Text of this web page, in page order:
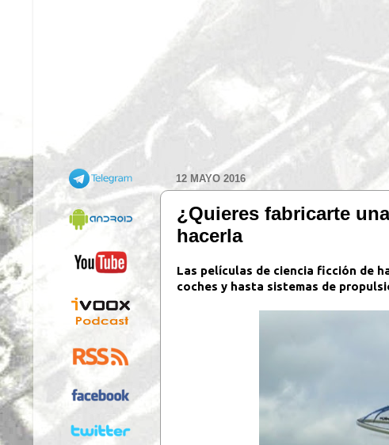
12 MAYO 2016
¿Quieres fabricarte
hacerla
Las películas de ciencia ficción de
coches y hasta sistemas de